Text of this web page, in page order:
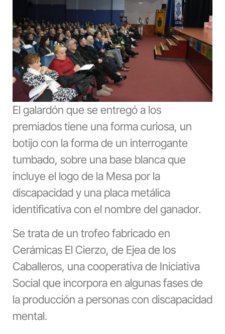
El galardón que se entregó a los
premiados tiene una forma curiosa, un
botijo con la forma de un interrogante
tumbado, sobre una base blanca que
incluye el logo de la Mesa por la
discapacidad y una placa metálica
identificativa con el nombre del ganador.
Se trata de un trofeo fabricado en
Cerámicas El Cierzo, de Ejea de los
Caballeros, una cooperativa de Iniciativa
Social que incorpora en algunas fases de
la producción a personas con discapacidad
mental.